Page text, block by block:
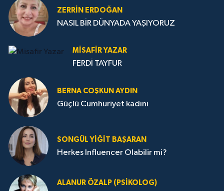
ZERRIN ERDOĞAN
NASIL BİR DÜNYADA YAŞIYORUZ
MISAFIR YAZAR
FERDİ TAYFUR
BERNA COŞKUN AYDIN
Güçlü Cumhuriyet kadını
SONGÜL YIĞIT BAŞARAN
Herkes Influencer Olabilir mi?
ALANUR ÖZALP (PSIKOLOG)